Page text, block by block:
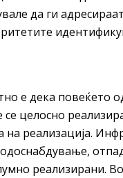
да ги
е дека повеќето
целосно
на реализација.
реализирани.